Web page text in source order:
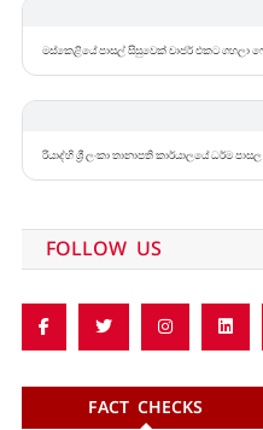
මස්කෙළියේ පාසල් සිසුවෙක් චාජර් එකට ගහලා
රියාද්හි ශ්‍රී ලංකා තානාපති කාර්යාලයේ ධර්ම
FOLLOW US
FACT CHECKS